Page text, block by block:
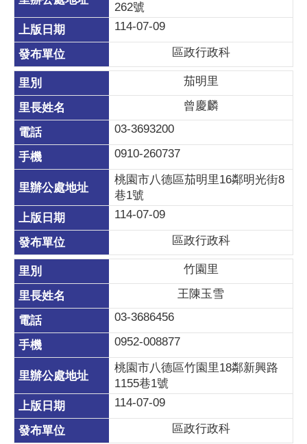
262號
114-07-09
區政行政科
茄明里
曾慶麟
03-3693200
0910-260737
桃園市八德區茄明里16鄰明光街8
巷1號
114-07-09
區政行政科
竹園里
王陳玉雪
03-3686456
0952-008877
桃園市八德區竹園里18鄰新興路
1155巷1號
114-07-09
區政行政科